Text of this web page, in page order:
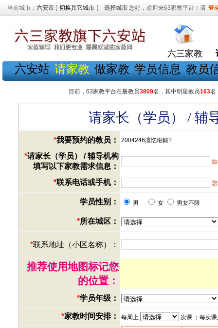
当前城市： 六安市 [ 切换其它城市 ] 选择城市 您好，欢迎来63家教平台！请 登
六三家教
六安站 请家教 做家教 学员信息 教员
目前，63家教平台在册教员3809名，其中明星教员163名
请家长（学员） / 辅
*我要预约的教员： 2004246澶忔暀鍛?
*请家长（学员） / 辅导机构
填写以下家教需求信息：
*联系电话或手机：
学员性别： 男 女 男女不限
*所在城区：
*联系地址（小区名称）：
推荐使用地图标记您
的位置：
*学员年级：
*家教时间安排： 每周上 次课 ；每次